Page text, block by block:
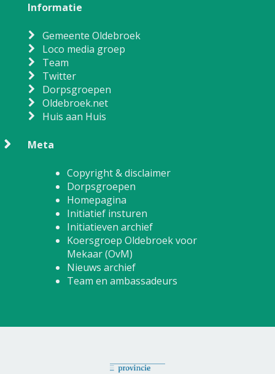
Informatie
Gemeente Oldebroek
Loco media groep
Team
Twitter
Dorpsgroepen
Oldebroek.net
Huis aan Huis
Meta
Copyright & disclaimer
Dorpsgroepen
Homepagina
Initiatief insturen
Initiatieven archief
Koersgroep Oldebroek voor
Mekaar (OvM)
Nieuws archief
Team en ambassadeurs